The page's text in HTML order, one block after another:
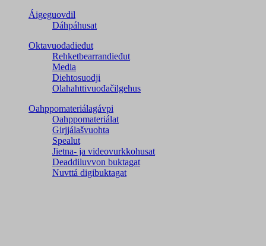
Áigeguovdil
Dáhpáhusat
Oktavuođadieđut
Rehketbearrandieđut
Media
Diehtosuodji
Olahahttivuođačilgehus
Oahppomateriálagávpi
Oahppomateriálat
Girjjálašvuohta
Spealut
Jietna- ja videovurkkohusat
Deaddiluvvon buktagat
Nuvttá digibuktagat